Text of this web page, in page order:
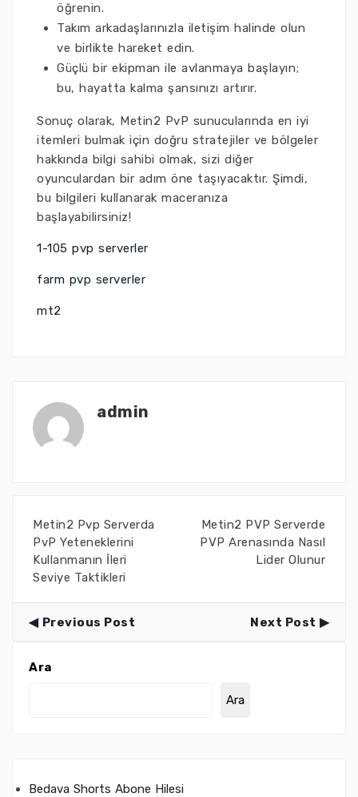
öğrenin.
Takım arkadaşlarınızla iletişim halinde olun
ve birlikte hareket edin.
Güçlü bir ekipman ile avlanmaya başlayın;
bu, hayatta kalma şansınızı artırır.
Sonuç olarak, Metin2 PvP sunucularında en iyi
itemleri bulmak için doğru stratejiler ve bölgeler
hakkında bilgi sahibi olmak, sizi diğer
oyunculardan bir adım öne taşıyacaktır. Şimdi,
bu bilgileri kullanarak maceranıza
başlayabilirsiniz!
1-105 pvp serverler
farm pvp serverler
mt2
admin
Metin2 Pvp Serverda
PvP Yeteneklerini
Kullanmanın İleri
Seviye Taktikleri
Metin2 PVP Serverde
PVP Arenasında Nasıl
Lider Olunur
Previous Post Next Post
Ara
Ara
Bedava Shorts Abone Hilesi